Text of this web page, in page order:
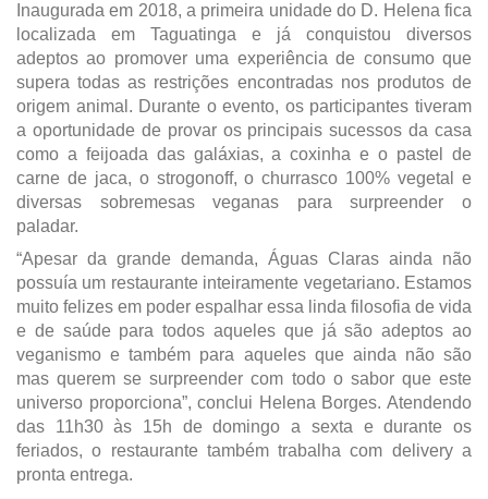
Inaugurada em 2018, a primeira unidade do D. Helena fica
localizada em Taguatinga e já conquistou diversos
adeptos ao promover uma experiência de consumo que
supera todas as restrições encontradas nos produtos de
origem animal. Durante o evento, os participantes tiveram
a oportunidade de provar os principais sucessos da casa
como a feijoada das galáxias, a coxinha e o pastel de
carne de jaca, o strogonoff, o churrasco 100% vegetal e
diversas sobremesas veganas para surpreender o
paladar.
“Apesar da grande demanda, Águas Claras ainda não
possuía um restaurante inteiramente vegetariano. Estamos
muito felizes em poder espalhar essa linda filosofia de vida
e de saúde para todos aqueles que já são adeptos ao
veganismo e também para aqueles que ainda não são
mas querem se surpreender com todo o sabor que este
universo proporciona”, conclui Helena Borges. Atendendo
das 11h30 às 15h de domingo a sexta e durante os
feriados, o restaurante também trabalha com delivery a
pronta entrega.